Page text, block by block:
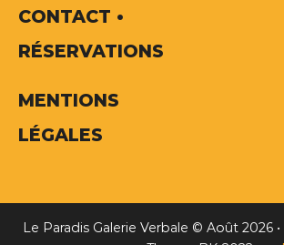
CONTACT •
RÉSERVATIONS
MENTIONS
LÉGALES
Le Paradis Galerie Verbale © Août 2026 •